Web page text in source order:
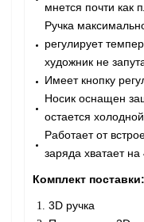
мнется почти как
Ручка
регулирует
художник не
Имеет кнопку
Носик оснащен
остается холодной.
Работает от
заряда хватает
Комплект поставки:
3D ручка